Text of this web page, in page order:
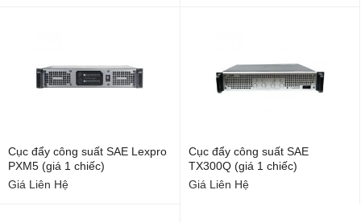
Cục đẩy công suất SAE Lexpro
PXM5 (giá 1 chiếc)
Giá Liên Hệ
Cục đẩy công suất SAE
TX300Q (giá 1 chiếc)
Giá Liên Hệ